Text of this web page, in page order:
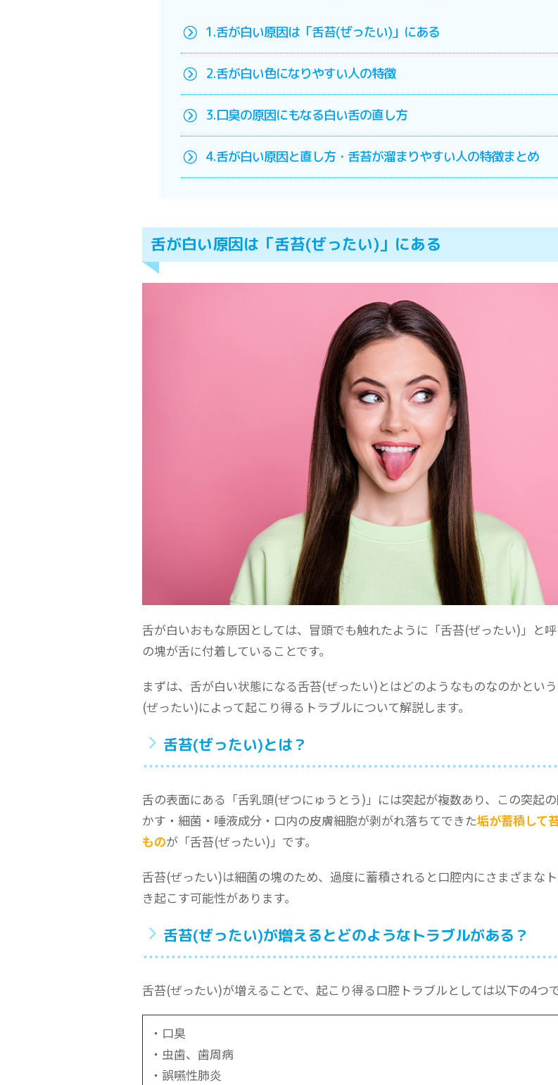
1.舌が白い原因は「舌苔(ぜったい)」にある
2.舌が白い色になりやすい人の特徴
3.口臭の原因にもなる白い舌の直し方
4.舌が白い原因と直し方・舌苔が溜まりやすい人の特徴まとめ
舌が白い原因は「舌苔(ぜったい)」にある
舌が白いおもな原因としては、冒頭でも触れたように「舌苔(ぜったい)」と
の塊が舌に付着していることです。
まずは、舌が白い状態になる舌苔(ぜったい)とはどのようなものなのかとい
(ぜったい)によって起こり得るトラブルについて解説します。
舌苔(ぜったい)とは？
舌の表面にある「舌乳頭(ぜつにゅうとう)」には突起が複数あり、この突起
かす・細菌・唾液成分・口内の皮膚細胞が剥がれ落ちてできた垢が蓄積して
ものが「舌苔(ぜったい)」です。
舌苔(ぜったい)は細菌の塊のため、過度に蓄積されると口腔内にさまざまな
き起こす可能性があります。
舌苔(ぜったい)が増えるとどのようなトラブルがある？
舌苔(ぜったい)が増えることで、起こり得る口腔トラブルとしては以下の4つで
・口臭
・虫歯、歯周病
・誤嚥性肺炎